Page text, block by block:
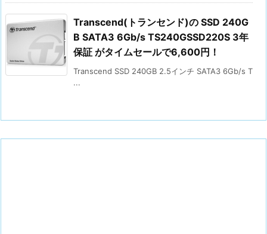
Transcend(トランセンド)の SSD 240G
B SATA3 6Gb/s TS240GSSD220S 3年
保証 がタイムセールで6,600円！
Transcend SSD 240GB 2.5インチ SATA3 6Gb/s T
...